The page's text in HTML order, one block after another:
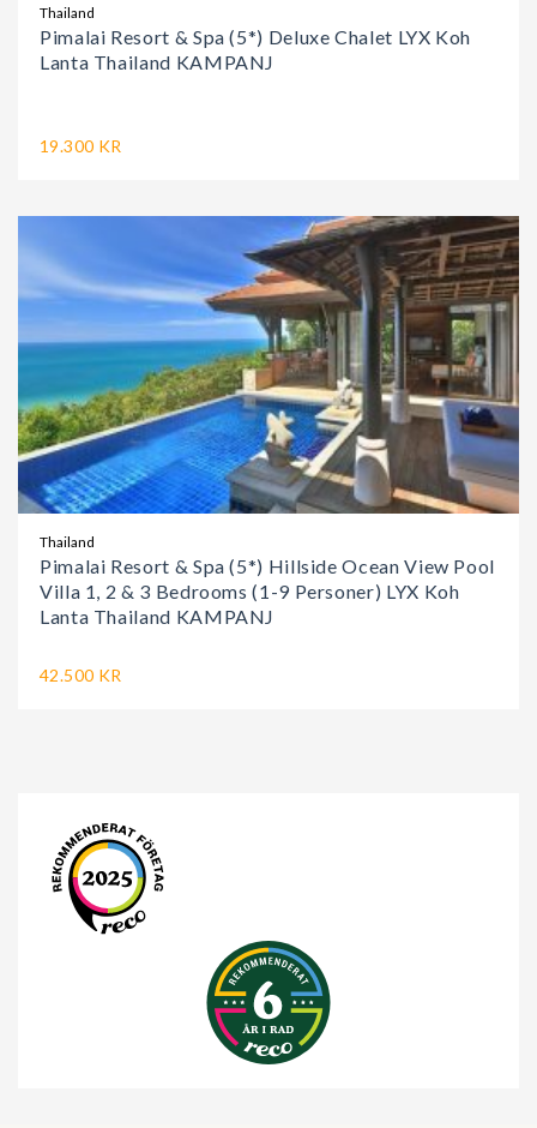
Thailand
Pimalai Resort & Spa (5*) Deluxe Chalet LYX Koh
Lanta Thailand KAMPANJ
19.300 KR
Thailand
Pimalai Resort & Spa (5*) Hillside Ocean View Pool
Villa 1, 2 & 3 Bedrooms (1-9 Personer) LYX Koh
Lanta Thailand KAMPANJ
42.500 KR